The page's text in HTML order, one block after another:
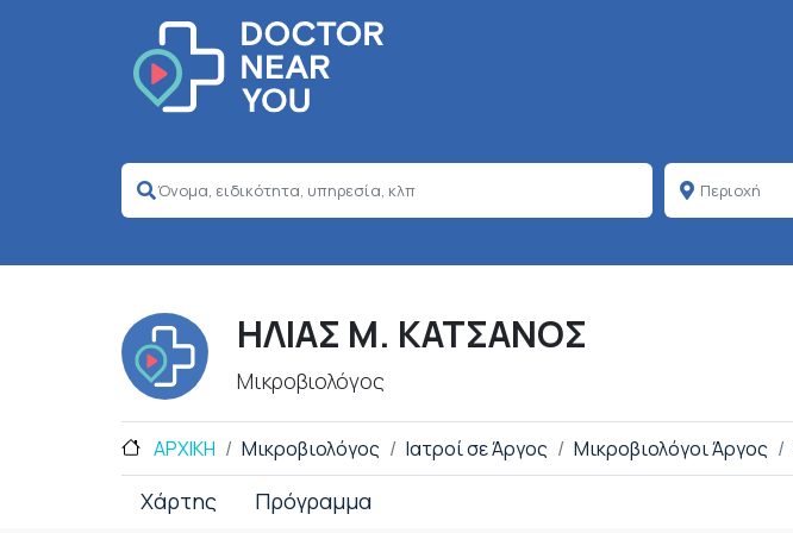
ΗΛΙΑΣ Μ. ΚΑΤΣΑΝΟΣ
Μικροβιολόγος
ΑΡΧΙΚΗ Μικροβιολόγος Ιατροί σε Άργος Μικροβιολόγοι Άργος
Χάρτης Πρόγραμμα